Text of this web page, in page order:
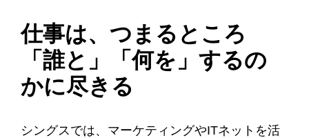
仕事は、つまるところ
「誰と」「何を」するの
かに尽きる
シングスでは、マーケティングやITネットを活